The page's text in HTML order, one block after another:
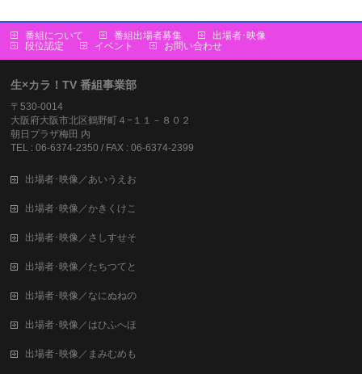
番組について 番組出場者募集
出場者･映像
段位認定
イベント お問い合わせ
生×カラ！TV 番組事業部
〒530-0014
大阪府大阪市北区鶴野町４−１１－８０２
朝日プラザ梅田 内
TEL : 06-6374-2350 / FAX : 06-6374-2399
出場者･映像／あいうえお
出場者･映像／かきくけこ
出場者･映像／さしすせそ
出場者･映像／たちつてと
出場者･映像／なにぬねの
出場者･映像／はひふへほ
出場者･映像／まみむめも